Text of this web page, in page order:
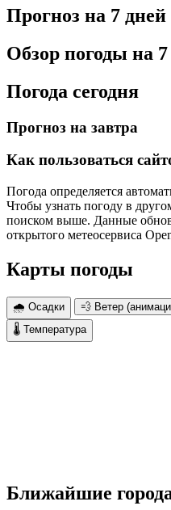
Прогноз на 7 дней
Обзор погоды на
Погода сегодня
Прогноз на завтра
Как пользоваться
Погода определяется
Чтобы узнать погоду в
поиском выше. Данные
открытого метеосервиса
Карты погоды
🌧 Осадки 💨 Ветер
🌡 Температура
Ближайшие